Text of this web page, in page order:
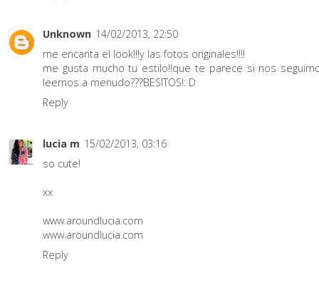
Unknown 14/02/2013, 22:50
me encanta el look!!!y las fotos originales!!!!
me gusta mucho tu estilo!!que te parece si nos
leernos a menudo???BESITOS!: D
Reply
lucia m 15/02/2013, 03:16
so cute!
xx
www.aroundlucia.com
www.aroundlucia.com
Reply